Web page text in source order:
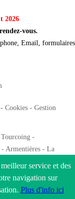
2026
vous.
Email,
-Cookies -Gestion
-
- Armentières - La
service et des
navigation sur
Plus d'info ici